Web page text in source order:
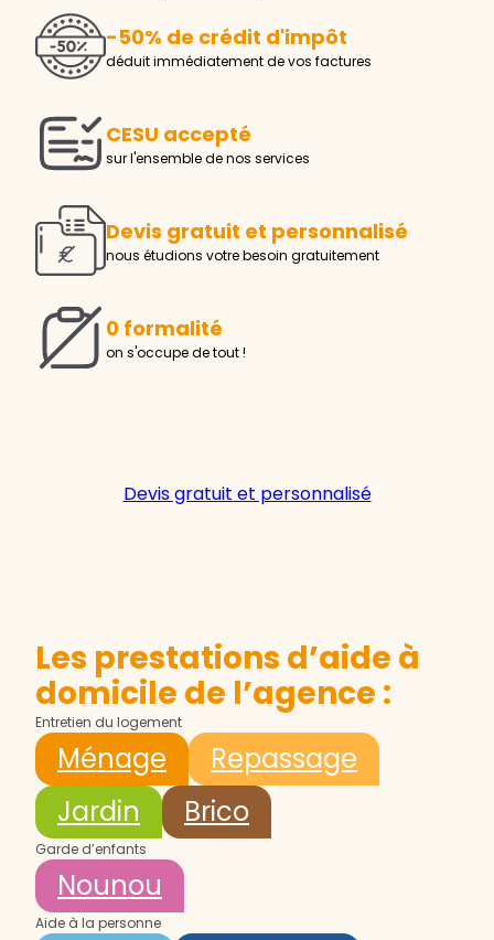
-50% de crédit d'impôt
déduit immédiatement de vos factures
CESU accepté
sur l'ensemble de nos services
Devis gratuit et personnalisé
nous étudions votre besoin gratuitement
0 formalité
on s'occupe de tout !
Devis gratuit et personnalisé
Les prestations d’aide à
domicile de l’agence :
Entretien du logement
Ménage
Repassage
Jardin
Brico
Garde d’enfants
Nounou
Aide à la personne